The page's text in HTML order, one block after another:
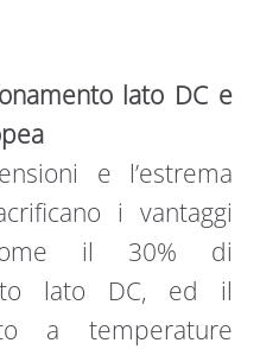
lato DC e
e l’estrema
i vantaggi
il 30% di
lato DC, ed il
a temperature